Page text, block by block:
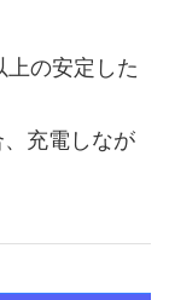
上の安定した
充電しなが